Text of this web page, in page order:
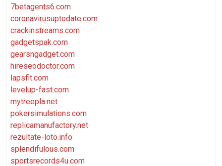
7betagents6.com
coronavirusuptodate.com
crackinstreams.com
gadgetspak.com
gearsngadget.com
hireseodoctor.com
lapsfit.com
levelup-fast.com
mytreepla.net
pokersimulations.com
replicamanufactory.net
rezultate-loto.info
splendifulous.com
sportsrecords4u.com